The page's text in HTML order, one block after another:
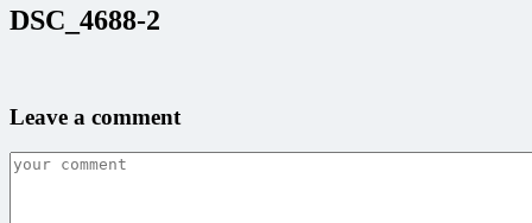
DSC_4688-2
Leave a comment